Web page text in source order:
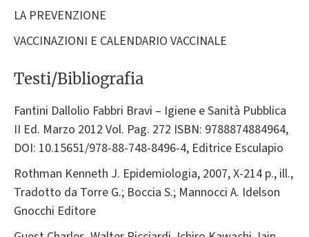
LA PREVENZIONE
VACCINAZIONI E CALENDARIO VACCINALE
Testi/Bibliografia
Fantini Dallolio Fabbri Bravi – Igiene e Sanità Pubblica
II Ed. Marzo 2012 Vol. Pag. 272 ISBN: 9788874884964,
DOI: 10.15651/978-88-748-8496-4, Editrice Esculapio
Rothman Kenneth J. Epidemiologia, 2007, X-214 p., ill.,
Tradotto da Torre G.; Boccia S.; Mannocci A. Idelson
Gnocchi Editore